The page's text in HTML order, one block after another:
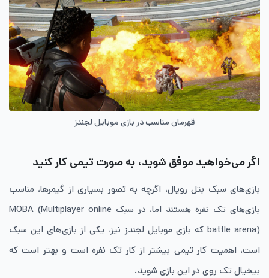
قهرمان مناسب در بازی موبایل لجندز
اگر می‌خواهید موفق شوید، به صورت تیمی کار کنید
بازی‌های سبک بتل رویال، اگرچه به تصور بسیاری از گیمرها، مناسب
بازی‌های تک نفره هستند اما، در سبک MOBA (Multiplayer online
battle arena) که بازی موبایل لجندز نیز، یکی از بازی‌های این سبک
است، اهمیت کار تیمی بیشتر از کار تک نفره است و بهتر است که
بیخیال تک روی در این بازی شوید.